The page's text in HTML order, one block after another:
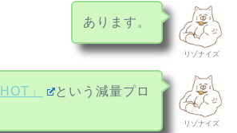
リゾナイズ
あります。
リゾナイズ
」
という減量プロ